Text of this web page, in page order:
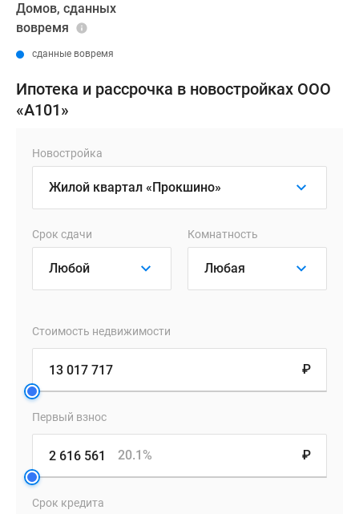
Домов, сданных
вовремя
сданные вовремя
Ипотека и рассрочка в новостройках ООО
«А101»
Новостройка
Срок сдачи Комнатность
Стоимость недвижимости
₽
Первый взнос
₽
20.1%
Срок кредита